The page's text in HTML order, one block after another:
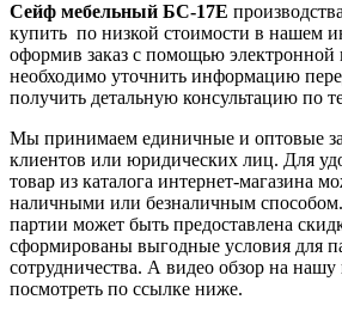
Сейф мебельный БС-17Е
купить по низкой стоимости в нашем
оформив заказ с помощью
необходимо уточнить информацию
получить детальную консультацию по
Мы принимаем единичные и оптовые
клиентов или юридических лиц. Для
товар из каталога интернет-магазина
наличными или безналичным
партии может быть предоставлена
сформированы выгодные условия для
сотрудничества. А видео обзор на
посмотреть по ссылке ниже.